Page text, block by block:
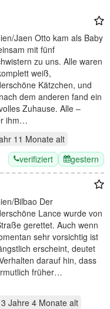
Jaen Otto kam als Baby
mit fünf
zu uns. Alle waren
weiß,
Kätzchen, und
dem anderen fand ein
Zuhause. Alle –
ihm…
11 Monate alt
verifiziert gestern
Bilbao Der
Lance wurde von
gerettet. Auch wenn
sehr vorsichtig ist
erscheint, deutet
darauf hin, dass
früher…
3 Jahre 4 Monate alt